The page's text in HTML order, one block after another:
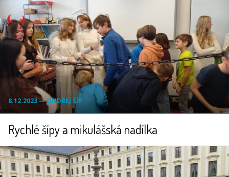
8.12.2023 ― ONDŘEJ ŠÍP
Rychlé šípy a mikulášská nadílka